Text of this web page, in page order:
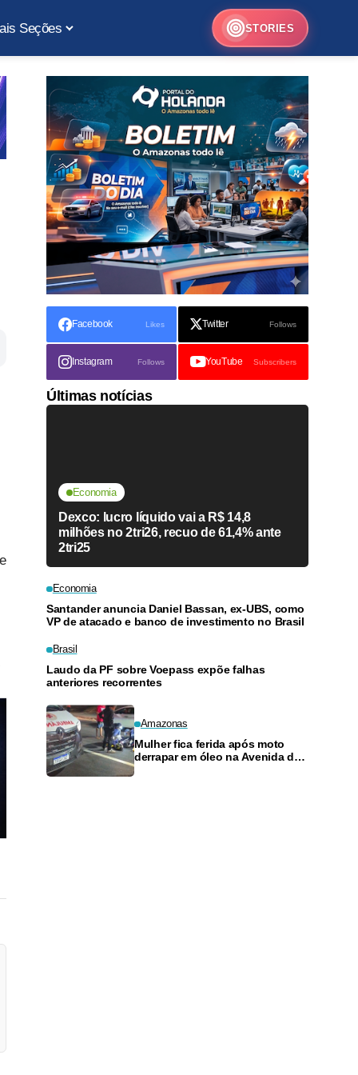
Seções STORIES
Facebook Likes Twitter Follows
Instagram Follows YouTube Subscribers
Últimas notícias
Economia
Dexco: lucro líquido vai a R$ 14,8
milhões no 2tri26, recuo de 61,4% ante
2tri25
Economia
Santander anuncia Daniel Bassan, ex-UBS, como
VP de atacado e banco de investimento no Brasil
Brasil
Laudo da PF sobre Voepass expõe falhas
anteriores recorrentes
Amazonas
Mulher fica ferida após moto
derrapar em óleo na Avenida das